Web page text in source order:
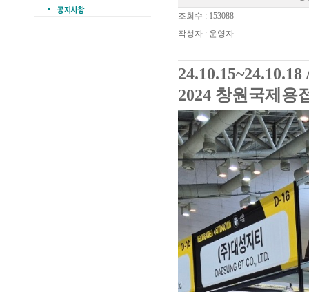
조회수 : 153088
작성자 : 운영자
24.10.15~24.10.18
2024 창원국제용